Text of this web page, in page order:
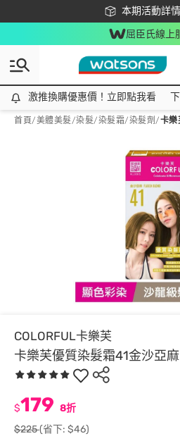
本期活動詳
下載app最高
屈臣氏線上
激推換購優惠價！立即點我看
激推換購優惠價！立即點我看
首頁/美體美髮/染髮/染髮霜/染髮劑 /卡樂
COLORFUL卡樂芙
卡樂芙優質染髮霜41金沙亞麻
$179 8折
$225(省下: $46)